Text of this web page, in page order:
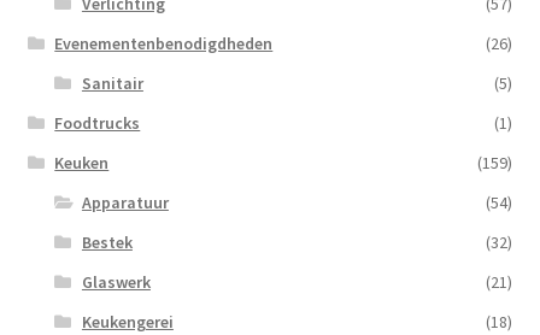
Evenementenbenodigdheden
(26)
Sanitair
(5)
Foodtrucks
(1)
Keuken
(159)
Apparatuur
(54)
Bestek
(32)
Glaswerk
(21)
Keukengerei
(18)